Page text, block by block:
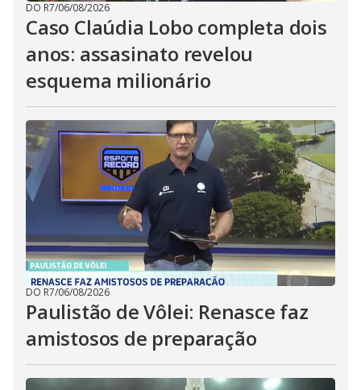
DO R7/06/08/2026
Caso Claúdia Lobo completa dois
anos: assasinato revelou
esquema milionário
DO R7/06/08/2026
Paulistão de Vôlei: Renasce faz
amistosos de preparação